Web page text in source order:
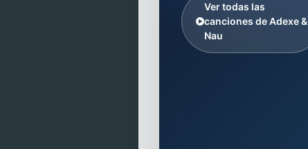
Ver todas las
canciones de Adexe &
Nau